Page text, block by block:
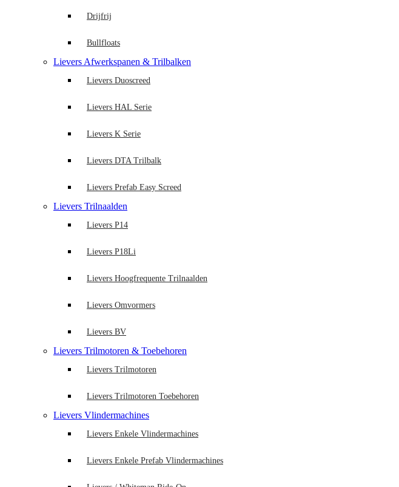
Drijfrij
Bullfloats
Lievers Afwerkspanen & Trilbalken
Lievers Duoscreed
Lievers HAL Serie
Lievers K Serie
Lievers DTA Trilbalk
Lievers Prefab Easy Screed
Lievers Trilnaalden
Lievers P14
Lievers P18Li
Lievers Hoogfrequente Trilnaalden
Lievers Omvormers
Lievers BV
Lievers Trilmotoren & Toebehoren
Lievers Trilmotoren
Lievers Trilmotoren Toebehoren
Lievers Vlindermachines
Lievers Enkele Vlindermachines
Lievers Enkele Prefab Vlindermachines